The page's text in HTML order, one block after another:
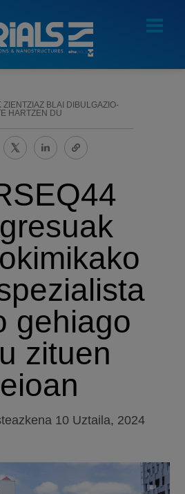
ZIENTZIAZ BLAI DIBULGAZIO-
HARTZEN DU
gehiago
zituen
10 Uztaila, 2024